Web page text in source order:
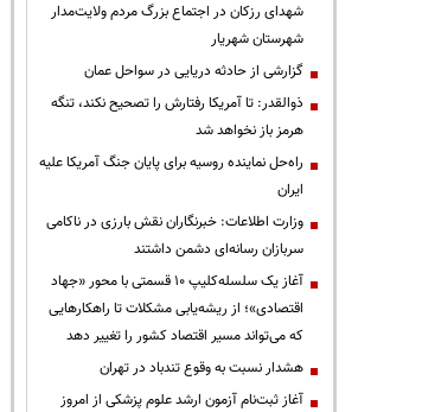
شهدای رزکان در اجتماع بزرگ مردم ولایت‌مدار
شهرستان شهریار
گزارشی از حادثه دریایی در سواحل عمان
ذوالقدر: تا آمریکا رفتارش را تصحیح نکند، تنگه
هرمز باز نخواهد شد
راه‌حل نماینده روسیه برای پایان جنگ آمریکا علیه
ایران
وزارت اطلاعات: خبرنگاران نقش بارزی در ناکامی
سربازان رسانه‌ای دشمن داشتند
آغاز یک سلسله‌کلیپ ۱۰ قسمتی با محور «جهاد
اقتصادی»؛ از ریشه‌یابی مشکلات تا راهکارهایی
که می‌تواند مسیر اقتصاد کشور را تغییر دهد
هشدار نسبت به وقوع تندباد در تهران
آغاز ثبت‌نام آزمون ارشد علوم پزشکی از امروز